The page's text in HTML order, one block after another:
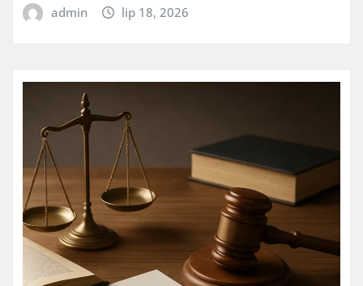
admin lip 18, 2026